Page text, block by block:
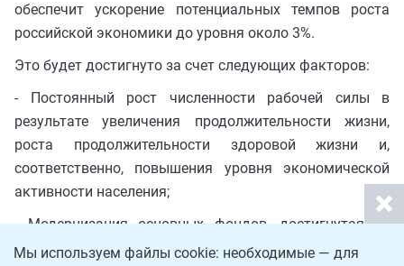
обеспечит ускорение потенциальных темпов роста
российской экономики до уровня около 3%.
Это будет достигнуто за счет следующих факторов:
- Постоянный рост численности рабочей силы в
результате увеличения продолжительности жизни,
роста продолжительности здоровой жизни и,
соответственно, повышения уровня экономической
активности населения;
- Модернизация основных фондов, достигнутая за
счет более высокого уровня и эффективности
Мы используем файлы cookie: необходимые — для